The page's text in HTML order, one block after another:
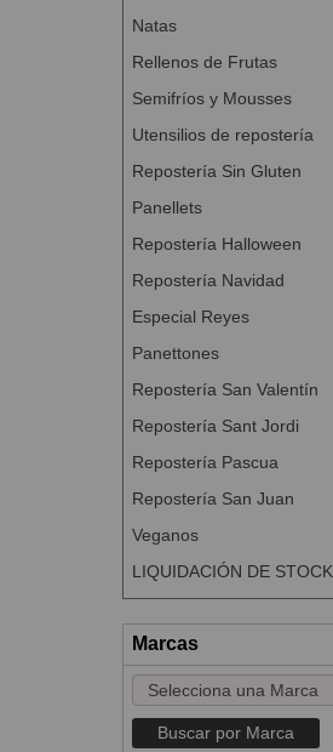
Natas
Rellenos de Frutas
Semifríos y Mousses
Utensilios de repostería
Repostería Sin Gluten
Panellets
Repostería Halloween
Repostería Navidad
Especial Reyes
Panettones
Repostería San Valentín
Repostería Sant Jordi
Repostería Pascua
Repostería San Juan
Veganos
LIQUIDACIÓN DE STOCK
Marcas